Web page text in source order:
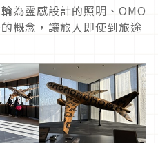
為靈感設計的照明、OMO
概念，讓旅人即使到旅途